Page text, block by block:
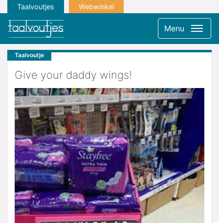
Taalvoutjes Webwinkel
Menu
Taalvoutje
Give your daddy wings!